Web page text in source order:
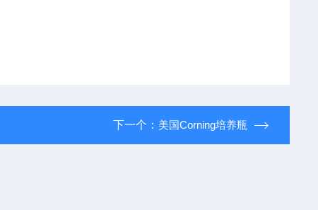
下一个： 美国Corning培养瓶